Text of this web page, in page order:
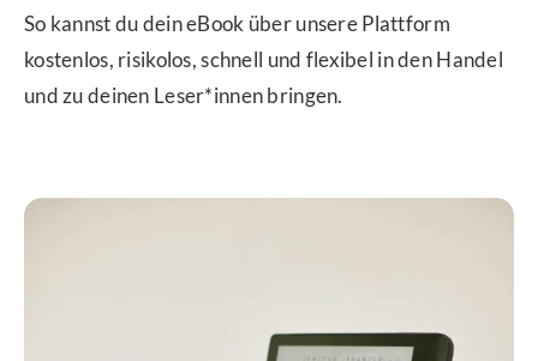
So kannst du dein eBook über unsere Plattform
kostenlos, risikolos, schnell und flexibel in den Handel
und zu deinen Leser*innen bringen.